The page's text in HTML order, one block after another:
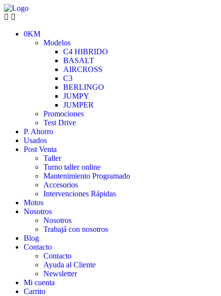
0KM
Modelos
C4 HIBRIDO
BASALT
AIRCROSS
C3
BERLINGO
JUMPY
JUMPER
Promociones
Test Drive
P. Ahorro
Usados
Post Venta
Taller
Turno taller online
Mantenimiento Programado
Accesorios
Intervenciones Rápidas
Motos
Nosotros
Nosotros
Trabajá con nosotros
Blog
Contacto
Contacto
Ayuda al Cliente
Newsletter
Mi cuenta
Carrito